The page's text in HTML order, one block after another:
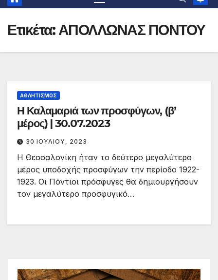
Ετικέτα:ΑΠΟΛΛΩΝΑΣ ΠΟΝΤΟΥ
ΑΘΛΗΤΙΣΜΌΣ
Η Καλαμαριά των προσφύγων, (β’
μέρος) | 30.07.2023
30 ΙΟΥΛΊΟΥ, 2023
Η Θεσσαλονίκη ήταν το δεύτερο μεγαλύτερο
μέρος υποδοχής προσφύγων την περίοδο 1922-
1923. Οι Πόντιοι πρόσφυγες θα δημιουργήσουν
τον μεγαλύτερο προσφυγικό…